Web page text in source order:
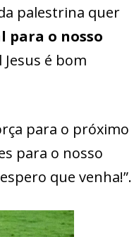
palestrina quer
para o nosso
Jesus é bom
para o próximo
para o nosso
que venha!”.